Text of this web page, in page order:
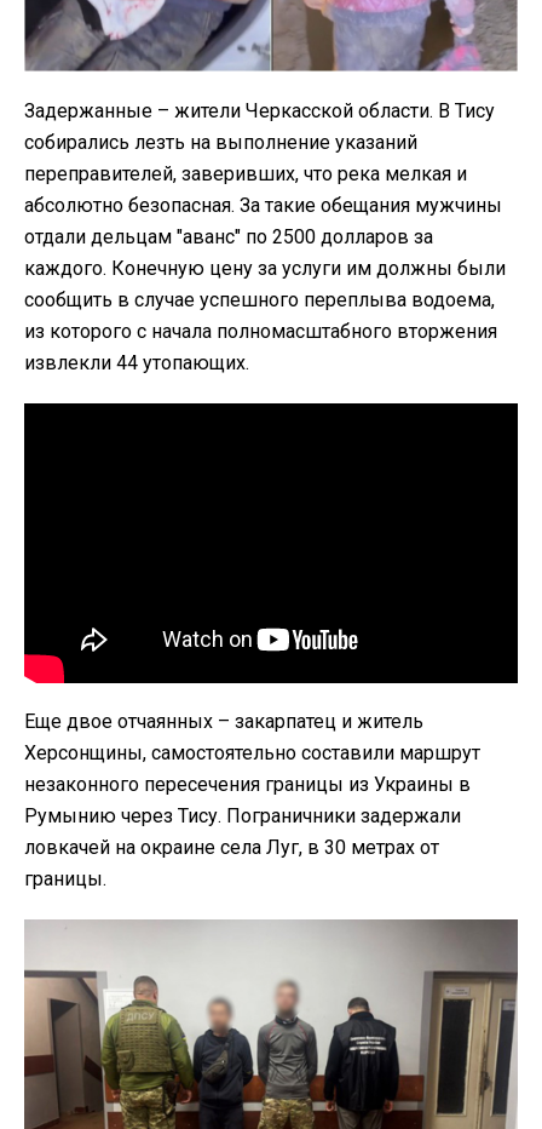
Задержанные – жители Черкасской области. В Тису
собирались лезть на выполнение указаний
переправителей, заверивших, что река мелкая и
абсолютно безопасная. За такие обещания мужчины
отдали дельцам "аванс" по 2500 долларов за
каждого. Конечную цену за услуги им должны были
сообщить в случае успешного переплыва водоема,
из которого с начала полномасштабного вторжения
извлекли 44 утопающих.
Еще двое отчаянных – закарпатец и житель
Херсонщины, самостоятельно составили маршрут
незаконного пересечения границы из Украины в
Румынию через Тису. Пограничники задержали
ловкачей на окраине села Луг, в 30 метрах от
границы.